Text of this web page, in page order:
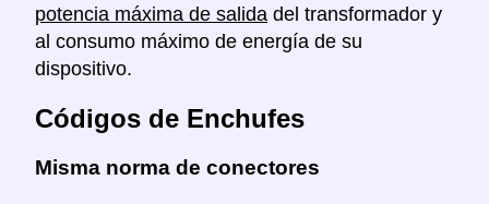
potencia máxima de salida del transformador y
al consumo máximo de energía de su
dispositivo.
Códigos de Enchufes
Misma norma de conectores